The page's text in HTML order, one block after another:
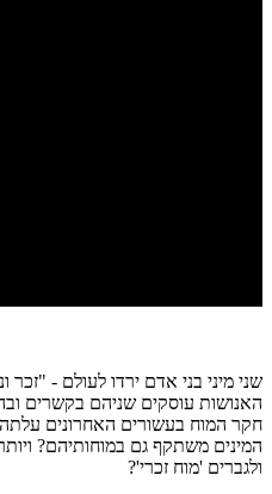
שני מיני בני אדם ירדו לעולם -
האנושות עוסקים שניהם בקשרים
חקר המוח בעשורים האחרונים
המינים משתקף גם במוחותיהם?
ולגברים 'מוח זכרי'?